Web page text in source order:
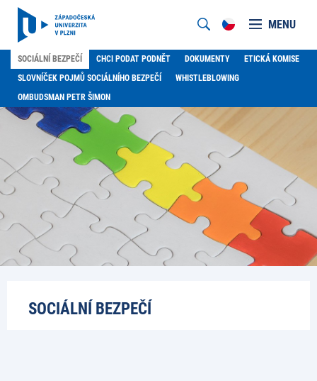
MENU
SOCIÁLNÍ BEZPEČÍ CHCI PODAT PODNĚT DOKUMENTY
ETICKÁ KOMISE
SLOVNÍČEK POJMŮ SOCIÁLNÍHO BEZPEČÍ
WHISTLEBLOWING
OMBUDSMAN PETR ŠIMON
SOCIÁLNÍ BEZPEČÍ